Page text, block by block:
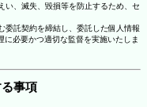
い、滅失、毀損等を防止するため、セ
委託契約を締結し、委託した個人情報
必要かつ適切な監督を実施いたしま
事項